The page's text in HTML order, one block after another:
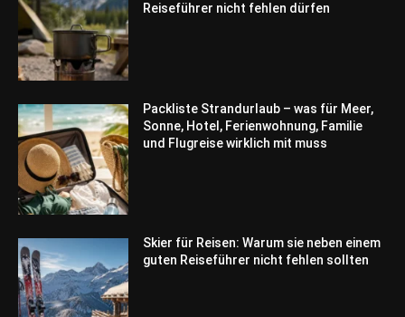
Reiseführer nicht fehlen dürfen
Packliste Strandurlaub – was für Meer,
Sonne, Hotel, Ferienwohnung, Familie
und Flugreise wirklich mit muss
Skier für Reisen: Warum sie neben einem
guten Reiseführer nicht fehlen sollten